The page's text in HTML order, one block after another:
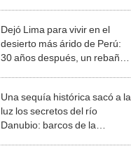
un refugio por 2 horas
Dejó Lima para vivir en el
desierto más árido de Perú:
30 años después, un rebaño
Una sequía histórica sacó a la
luz los secretos del río
Danubio: barcos de la